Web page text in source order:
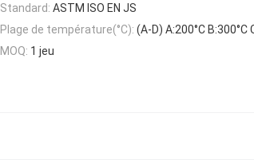
Standard: ASTM ISO EN JS
Plage de température(°C): (A-D) A:200°C B:300°C
MOQ: 1 jeu